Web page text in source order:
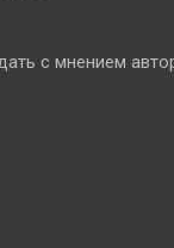
с мнением